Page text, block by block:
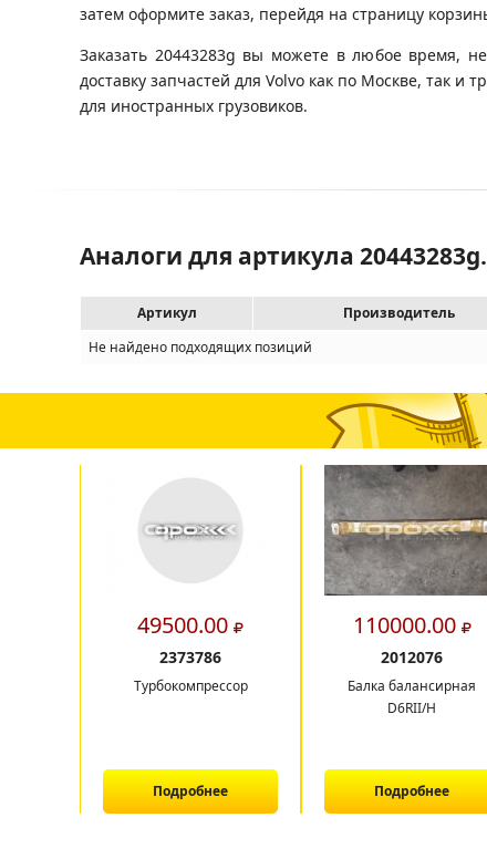
затем оформите заказ, перейдя на страницу
Заказать 20443283g вы можете в любое время,
доставку запчастей для Volvo как по Москве, так
для иностранных грузовиков.
Аналоги для артикула
Артикул Производитель
Не найдено подходящих позиций
49500.00
2373786
Турбокомпрессор
Подробнее
110000.00
2012076
Балка балансирная
D6RII/H
Подробнее